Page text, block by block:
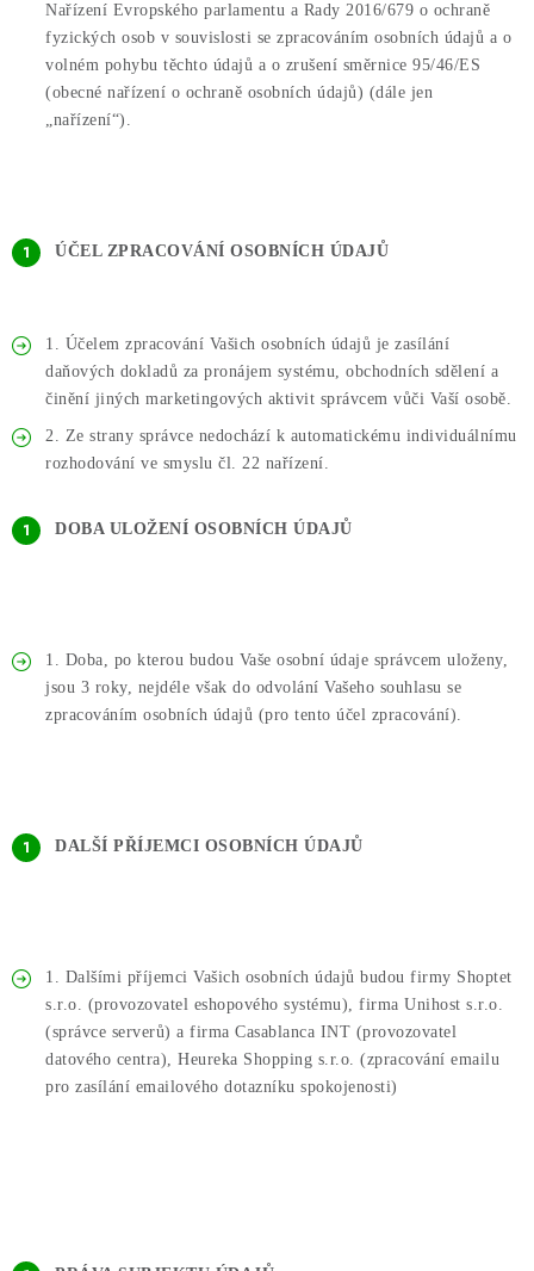
Nařízení Evropského parlamentu a Rady 2016/679 o ochraně
fyzických osob v souvislosti se zpracováním osobních údajů a o
volném pohybu těchto údajů a o zrušení směrnice 95/46/ES
(obecné nařízení o ochraně osobních údajů) (dále jen
„nařízení“).
ÚČEL ZPRACOVÁNÍ OSOBNÍCH ÚDAJŮ
1. Účelem zpracování Vašich osobních údajů je zasílání
daňových dokladů za pronájem systému, obchodních sdělení a
činění jiných marketingových aktivit správcem vůči Vaší osobě.
2. Ze strany správce nedochází k automatickému individuálnímu
rozhodování ve smyslu čl. 22 nařízení.
DOBA ULOŽENÍ OSOBNÍCH ÚDAJŮ
1. Doba, po kterou budou Vaše osobní údaje správcem uloženy,
jsou 3 roky, nejdéle však do odvolání Vašeho souhlasu se
zpracováním osobních údajů (pro tento účel zpracování).
DALŠÍ PŘÍJEMCI OSOBNÍCH ÚDAJŮ
1. Dalšími příjemci Vašich osobních údajů budou firmy Shoptet
s.r.o. (provozovatel eshopového systému), firma Unihost s.r.o.
(správce serverů) a firma Casablanca INT (provozovatel
datového centra), Heureka Shopping s.r.o. (zpracování emailu
pro zasílání emailového dotazníku spokojenosti)